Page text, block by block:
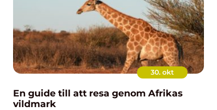
30. okt
En guide till att resa genom Afrikas
vildmark